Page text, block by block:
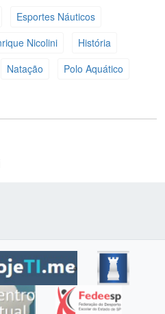
Esportes Náuticos
Nicolini
História
Natação
Polo Aquático